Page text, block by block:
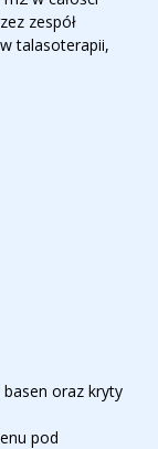
zespół
talasoterapii,
oraz kryty
pod